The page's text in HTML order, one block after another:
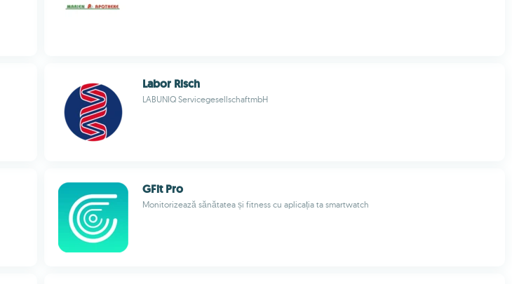
Labor Risch
LABUNIQ ServicegesellschaftmbH
GFit Pro
Monitorizează sănătatea și fitness cu aplicația ta smartwatch